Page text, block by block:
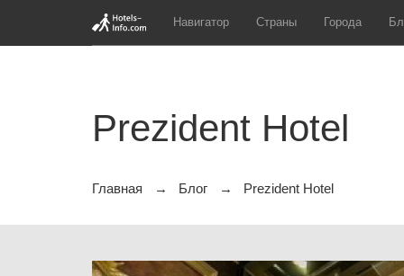
Навигатор Страны Города
Prezident Hotel
Главная Блог Prezident Hotel